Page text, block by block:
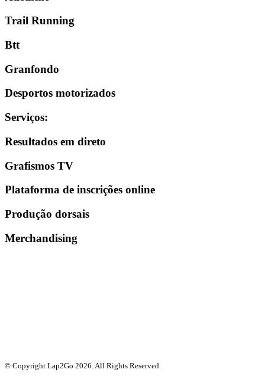
Trail Running
Btt
Granfondo
Desportos motorizados
Serviços:
Resultados em direto
Grafismos TV
Plataforma de inscrições online
Produção dorsais
Merchandising
© Copyright Lap2Go 2026. All Rights Reserved.